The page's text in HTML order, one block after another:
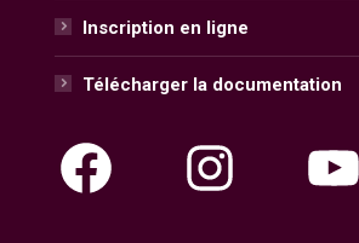
Inscription en ligne
Télécharger la documentation
Facebook Instagram